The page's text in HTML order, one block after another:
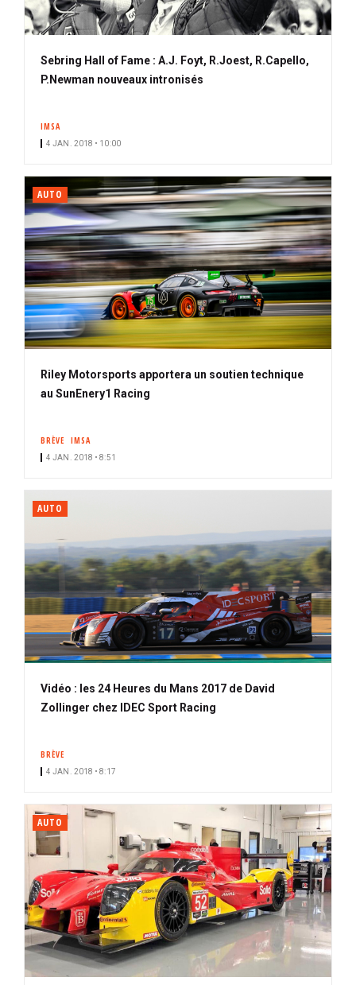
Sebring Hall of Fame : A.J. Foyt, R.Joest, R.Capello,
P.Newman nouveaux intronisés
IMSA
4 JAN. 2018 • 10:00
AUTO
Riley Motorsports apportera un soutien technique
au SunEnery1 Racing
BRÈVE IMSA
4 JAN. 2018 • 8:51
AUTO
Vidéo : les 24 Heures du Mans 2017 de David
Zollinger chez IDEC Sport Racing
BRÈVE
4 JAN. 2018 • 8:17
AUTO